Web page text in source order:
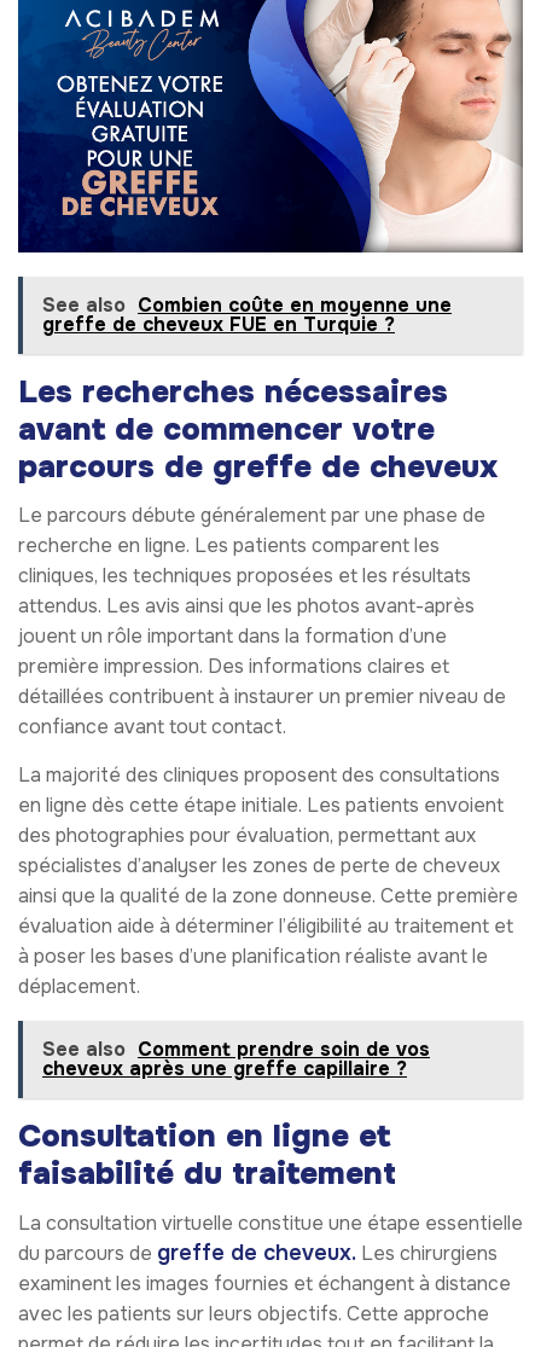
See also Combien coûte en moyenne une
greffe de cheveux FUE en Turquie ?
Les recherches nécessaires
avant de commencer votre
parcours de greffe de cheveux
Le parcours débute généralement par une phase de
recherche en ligne. Les patients comparent les
cliniques, les techniques proposées et les résultats
attendus. Les avis ainsi que les photos avant-après
jouent un rôle important dans la formation d’une
première impression. Des informations claires et
détaillées contribuent à instaurer un premier niveau de
confiance avant tout contact.
La majorité des cliniques proposent des consultations
en ligne dès cette étape initiale. Les patients envoient
des photographies pour évaluation, permettant aux
spécialistes d’analyser les zones de perte de cheveux
ainsi que la qualité de la zone donneuse. Cette première
évaluation aide à déterminer l’éligibilité au traitement et
à poser les bases d’une planification réaliste avant le
déplacement.
See also Comment prendre soin de vos
cheveux après une greffe capillaire ?
Consultation en ligne et
faisabilité du traitement
La consultation virtuelle constitue une étape essentielle
du parcours de greffe de cheveux. Les chirurgiens
examinent les images fournies et échangent à distance
avec les patients sur leurs objectifs. Cette approche